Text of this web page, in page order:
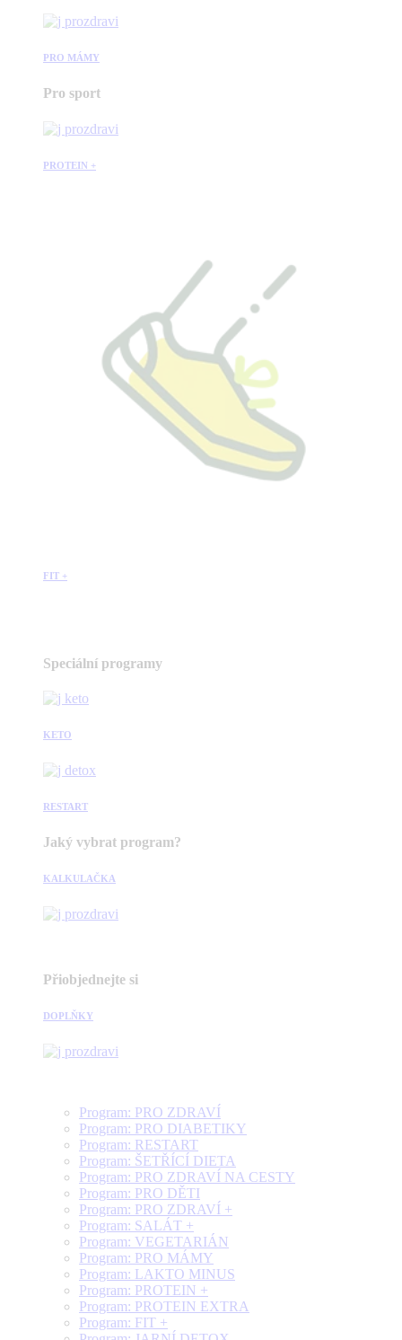
PRO MÁMY
Pro sport
PROTEIN +
FIT +
Speciální programy
KETO
RESTART
Jaký vybrat program?
KALKULAČKA
Přiobjednejte si
DOPLŇKY
Program: PRO ZDRAVÍ
Program: PRO DIABETIKY
Program: RESTART
Program: ŠETŘÍCÍ DIETA
Program: PRO ZDRAVÍ NA CESTY
Program: PRO DĚTI
Program: PRO ZDRAVÍ +
Program: SALÁT +
Program: VEGETARIÁN
Program: PRO MÁMY
Program: LAKTO MINUS
Program: PROTEIN +
Program: PROTEIN EXTRA
Program: FIT +